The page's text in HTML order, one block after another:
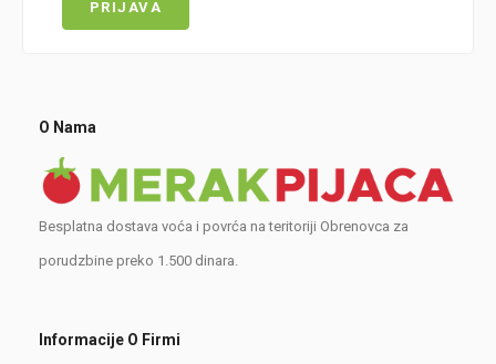
O Nama
Besplatna dostava voća i povrća na teritoriji Obrenovca za
porudzbine preko 1.500 dinara.
Informacije O Firmi